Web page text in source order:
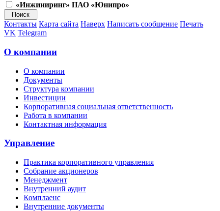
«Инжиниринг» ПАО «Юнипро»
Контакты Карта сайта Наверх Написать сообщение Печать
VK Telegram
О компании
О компании
Документы
Структура компании
Инвестиции
Корпоративная социальная ответственность
Работа в компании
Контактная информация
Управление
Практика корпоративного управления
Собрание акционеров
Менеджмент
Внутренний аудит
Комплаенс
Внутренние документы